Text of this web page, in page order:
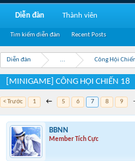
Diễn đàn ... Công Hội
[MINIGAME] CÔNG HỘI CHIẾN 18
< Trước 1 ← 5 6 7 8 9
BBNN
Member Tích Cực
Diễn đàn
Tìm kiếm diễn đàn Recent Posts
Thành viên